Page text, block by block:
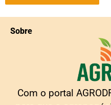
Sobre
Com o portal